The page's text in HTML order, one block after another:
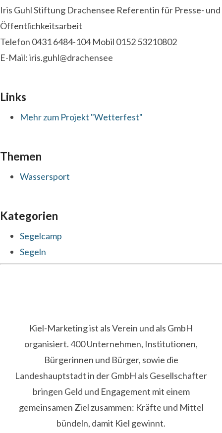
Iris Guhl Stiftung Drachensee Referentin für Presse- und
Öffentlichkeitsarbeit
Telefon 0431 6484-104 Mobil 0152 53210802
E-Mail: iris.guhl@drachensee
Links
Mehr zum Projekt "Wetterfest"
Themen
Wassersport
Kategorien
Segelcamp
Segeln
Kiel-Marketing ist als Verein und als GmbH
organisiert. 400 Unternehmen, Institutionen,
Bürgerinnen und Bürger, sowie die
Landeshauptstadt in der GmbH als Gesellschafter
bringen Geld und Engagement mit einem
gemeinsamen Ziel zusammen: Kräfte und Mittel
bündeln, damit Kiel gewinnt.